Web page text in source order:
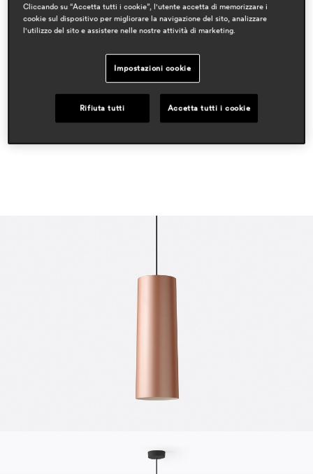
designer
hospitality
residential
Cliccando su “Accetta tutti i cookie”, l'utente accetta di memorizzare i
cookie sul dispositivo per migliorare la navigazione del sito, analizzare
l'utilizzo del sito e assistere nelle nostre attività di marketing.
Impostazioni cookie
Rifiuta tutti Accetta tutti i cookie